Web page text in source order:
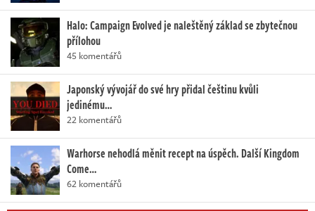
Halo: Campaign Evolved je naleštěný základ se zbytečnou
přílohou
45 komentářů
Japonský vývojář do své hry přidal češtinu kvůli
jedinému…
22 komentářů
Warhorse nehodlá měnit recept na úspěch. Další Kingdom
Come…
62 komentářů